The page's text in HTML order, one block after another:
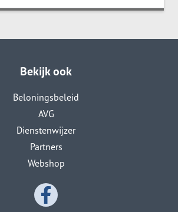
Bekijk ook
Beloningsbeleid
AVG
Dienstenwijzer
Partners
Webshop